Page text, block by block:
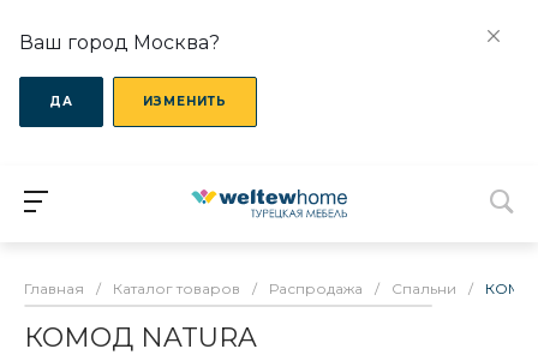
Ваш город Москва?
ДА ИЗМЕНИТЬ
Главная / Каталог товаров / Распродажа / Спальни /
КОМОД NATURA